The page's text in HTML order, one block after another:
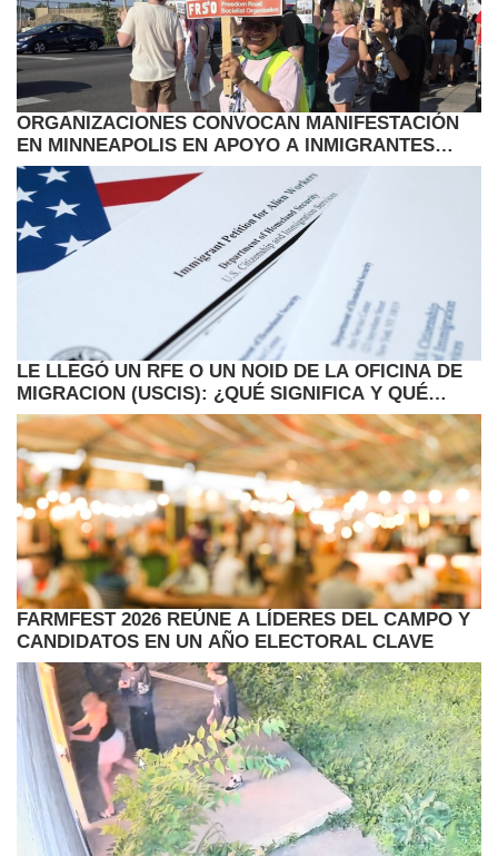
ORGANIZACIONES CONVOCAN MANIFESTACIÓN
EN MINNEAPOLIS EN APOYO A INMIGRANTES
HAITIANOS CON TPS
LE LLEGÓ UN RFE O UN NOID DE LA OFICINA DE
MIGRACION (USCIS): ¿QUÉ SIGNIFICA Y QUÉ
DEBE HACER AHORA?
FARMFEST 2026 REÚNE A LÍDERES DEL CAMPO Y
CANDIDATOS EN UN AÑO ELECTORAL CLAVE